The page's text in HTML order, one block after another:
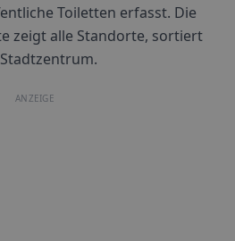
Toiletten erfasst. Die
zeigt alle Standorte, sortiert
ANZEIGE